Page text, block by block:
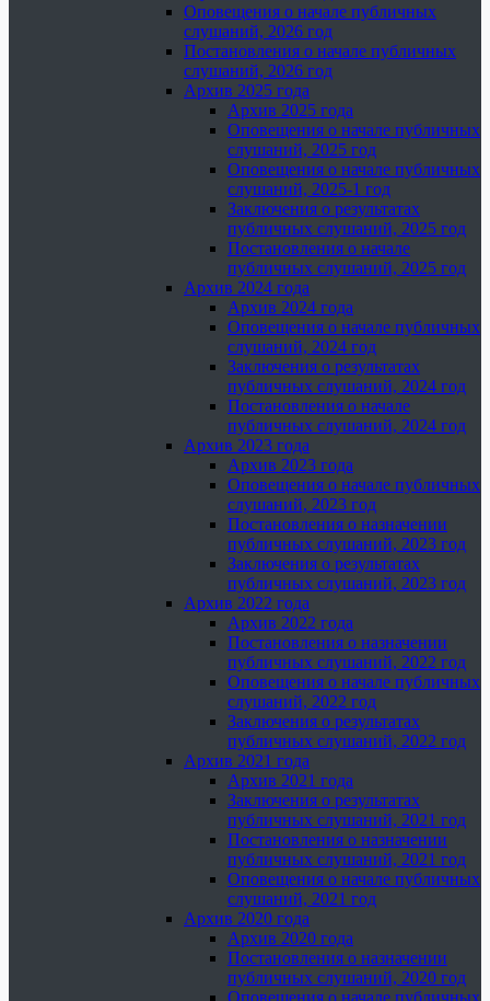
Оповещения о начале публичных
слушаний, 2026 год
Постановления о начале публичных
слушаний, 2026 год
Архив 2025 года
Архив 2025 года
Оповещения о начале публичных
слушаний, 2025 год
Оповещения о начале публичных
слушаний, 2025-1 год
Заключения о результатах
публичных слушаний, 2025 год
Постановления о начале
публичных слушаний, 2025 год
Архив 2024 года
Архив 2024 года
Оповещения о начале публичных
слушаний, 2024 год
Заключения о результатах
публичных слушаний, 2024 год
Постановления о начале
публичных слушаний, 2024 год
Архив 2023 года
Архив 2023 года
Оповещения о начале публичных
слушаний, 2023 год
Постановления о назначении
публичных слушаний, 2023 год
Заключения о результатах
публичных слушаний, 2023 год
Архив 2022 года
Архив 2022 года
Постановления о назначении
публичных слушаний, 2022 год
Оповещения о начале публичных
слушаний, 2022 год
Заключения о результатах
публичных слушаний, 2022 год
Архив 2021 года
Архив 2021 года
Заключения о результатах
публичных слушаний, 2021 год
Постановления о назначении
публичных слушаний, 2021 год
Оповещения о начале публичных
слушаний, 2021 год
Архив 2020 года
Архив 2020 года
Постановления о назначении
публичных слушаний, 2020 год
Оповещения о начале публичных